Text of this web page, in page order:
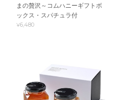
まの贅沢～コムハニーギフトボ
ックス・スパチュラ付
¥6,480